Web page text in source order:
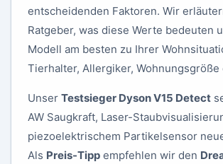
entscheidenden Faktoren. Wir
Ratgeber, was diese Werte bedeuten
Modell am besten zu Ihrer
Tierhalter, Allergiker, Wohnungsgröße
Unser Testsieger Dyson V15 Detect
AW Saugkraft, Laser-
piezoelektrischem Partikelsensor
Als Preis-Tippempfehlen wir den